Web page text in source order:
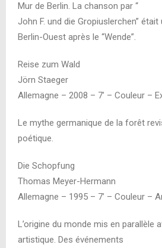
Mur de Berlin. La chanson par “
John F. und die Gropiuslerchen”
Berlin-Ouest après le “Wende”.
Reise zum Wald
Jörn Staeger
Allemagne – 2008 – 7’ – Couleur –
Le mythe germanique de la forêt
poétique.
Die Schopfung
Thomas Meyer-Hermann
Allemagne – 1995 – 7’ – Couleur –
L’origine du monde mis en parallèle
artistique. Des événements